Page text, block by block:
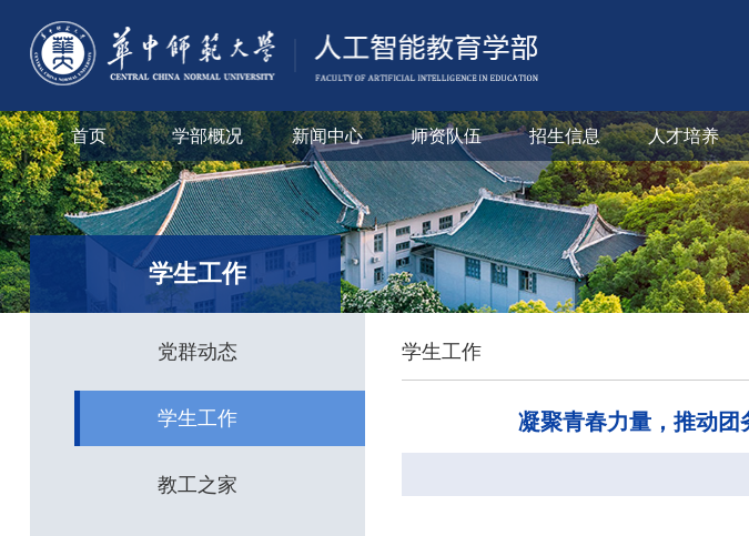
首页 学部概况 新闻中心 师资队伍 招生信息 人才培养
学生工作
党群动态
学生工作
教工之家
学生工作
凝聚青春力量，推动